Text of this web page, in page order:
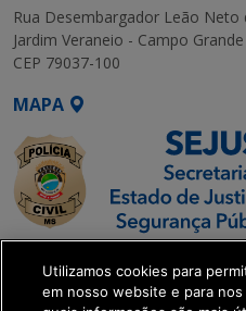
Rua Desembargador Leão Neto
Jardim Veraneio - Campo
CEP 79037-100
MAPA
SETDIG | Secretaria-
Executiva de
Utilizamos cookies para
em nosso website e para